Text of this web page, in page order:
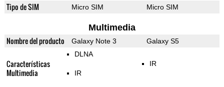
Tipo de SIM Micro SIM Micro SIM
Multimedia
Nombre del producto Galaxy Note 3 Galaxy S5
Características
Multimedia
DLNA
IR
IR